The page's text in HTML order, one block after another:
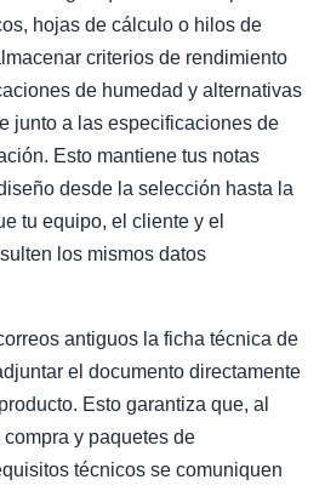
hojas de cálculo o hilos de
criterios de rendimiento
de humedad y alternativas
junto a las especificaciones de
Esto mantiene tus notas
desde la selección hasta la
tu equipo, el cliente y el
los mismos datos
antiguos la ficha técnica de
el documento directamente
Esto garantiza que, al
y paquetes de
técnicos se comuniquen